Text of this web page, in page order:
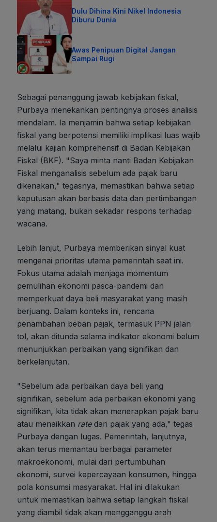
Dulu Dihina Kini Nikel Indonesia
Diburu Dunia
Awas Penipuan Digital Jangan
Sampai Rugi
Sebagai penanggung jawab kebijakan fiskal,
Purbaya menekankan pentingnya proses analisis
mendalam. Ia menjamin bahwa setiap kebijakan
fiskal yang berpotensi memiliki implikasi luas wajib
melalui kajian komprehensif di Badan Kebijakan
Fiskal (BKF). "Saya minta nanti Badan Kebijakan
Fiskal menganalisis sebelum ada pajak baru
dikenakan," tegasnya, memastikan bahwa setiap
keputusan akan berbasis data dan pertimbangan
yang matang, bukan sekadar respons terhadap
wacana.
Lebih lanjut, Purbaya memberikan sinyal kuat
mengenai prioritas utama pemerintah saat ini.
Fokus utama adalah menjaga momentum
pemulihan ekonomi pasca-pandemi dan
memperkuat daya beli masyarakat yang masih
berjuang. Dalam konteks ini, rencana
penambahan beban pajak, termasuk PPN jalan
tol, akan ditunda selama indikator ekonomi belum
menunjukkan perbaikan yang signifikan dan
berkelanjutan.
"Sebelum ada perbaikan daya beli yang
signifikan, sebelum ada perbaikan ekonomi yang
signifikan, kita tidak akan menerapkan pajak baru
atau menaikkan ratedari pajak yang ada," tegas
Purbaya dengan lugas. Pemerintah, lanjutnya,
akan terus memantau berbagai parameter
makroekonomi, mulai dari pertumbuhan
ekonomi, survei kepercayaan konsumen, hingga
pola konsumsi masyarakat. Hal ini dilakukan
untuk memastikan bahwa setiap langkah fiskal
yang diambil tidak akan mengganggu arah